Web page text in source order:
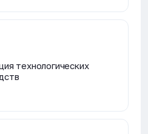
технологических